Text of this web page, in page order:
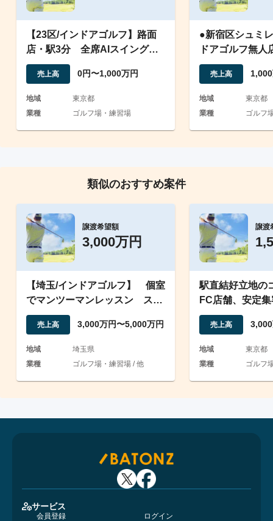
【23区/インドアゴルフ】路面
店・駅3分 全席AIスイング＆
シュミレーター付店舗
売上高 0円〜1,000万円
地域
東京都
業種
ゴルフ場・練習場
●新宿区シュミ
ドアゴルフ無人
渡）営業中その
売上高
地域
東京都
業種
ゴルフ
類似のおすすめ案件
譲渡希望額
3,000万円
【埼玉/インドアゴルフ】 個室
でマンツーマンレッスン スタ
ッフ2名在籍
売上高 3,000万円〜5,000万円
地域
埼玉県
業種
ゴルフ場・練習場 / 他
譲渡
駅直結好立地の
FC店舗、安定
350万円超の実
売上高
地域
東京都
業種
ゴルフ
サービス
会員登録
ログイン